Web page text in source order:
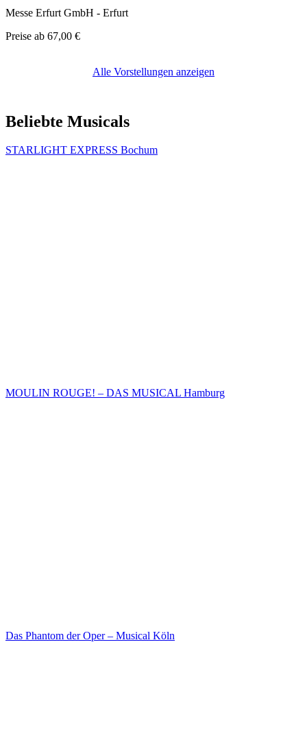
Messe Erfurt GmbH - Erfurt
Preise ab 67,00 €
Alle Vorstellungen anzeigen
Beliebte Musicals
STARLIGHT EXPRESS Bochum
MOULIN ROUGE! – DAS MUSICAL Hamburg
Das Phantom der Oper – Musical Köln